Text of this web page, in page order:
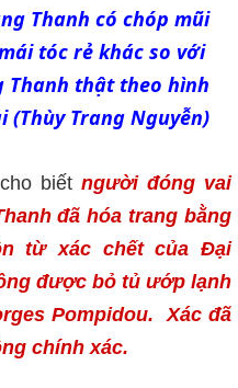
Thanh có chóp mũi
tóc rẻ khác so với
Thanh thật theo hình
(Thùy Trang Nguyễn)
biếtngười đóng vai
đã hóa trang bằng
từ xác chết của Đại
được bỏ tủ ướp lạnh
Pompidou. Xác đã
chính xác.